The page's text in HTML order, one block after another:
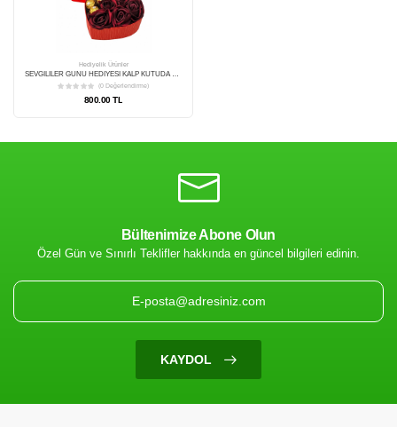
Hediyelik Ürünler
Premium İthal Tatlı ve Atıştırmalık Seti - 14 Şubat Sevgililer Gününe Özel Kalp Kutulu Aranjman
1100.00 TL
Bültenimize Abone Olun
Özel Gün ve Sınırlı Teklifler hakkında en güncel bilgileri edinin.
KAYDOL